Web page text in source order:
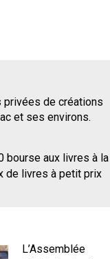
privées de créations
et ses environs.
bourse aux livres à la
de livres à petit prix
L’Assemblée